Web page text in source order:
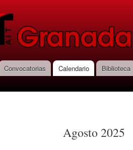
Convocatorias Calendario
Biblioteca
Agosto 2025